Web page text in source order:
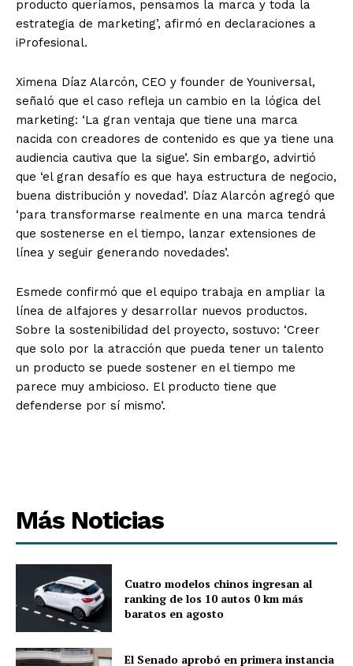
producto queríamos, pensamos la marca y toda la
estrategia de marketing’, afirmó en declaraciones a
iProfesional.
Ximena Díaz Alarcón, CEO y founder de Youniversal,
señaló que el caso refleja un cambio en la lógica del
marketing: ‘La gran ventaja que tiene una marca
nacida con creadores de contenido es que ya tiene una
audiencia cautiva que la sigue’. Sin embargo, advirtió
que ‘el gran desafío es que haya estructura de negocio,
buena distribución y novedad’. Díaz Alarcón agregó que
‘para transformarse realmente en una marca tendrá
que sostenerse en el tiempo, lanzar extensiones de
línea y seguir generando novedades’.
Esmede confirmó que el equipo trabaja en ampliar la
línea de alfajores y desarrollar nuevos productos.
Sobre la sostenibilidad del proyecto, sostuvo: ‘Creer
que solo por la atracción que pueda tener un talento
un producto se puede sostener en el tiempo me
parece muy ambicioso. El producto tiene que
defenderse por sí mismo’.
Más Noticias
Cuatro modelos chinos ingresan al
ranking de los 10 autos 0 km más
baratos en agosto
El Senado aprobó en primera instancia